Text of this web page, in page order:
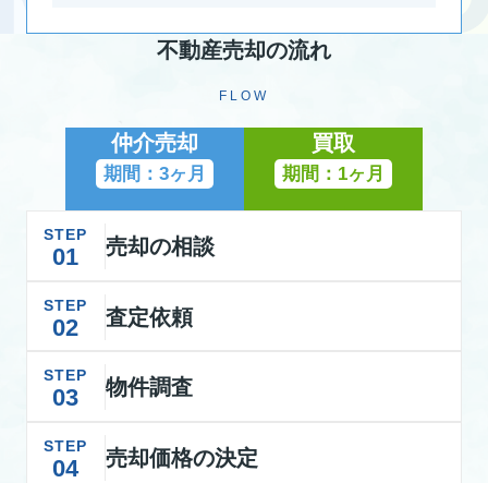
不動産売却の流れ
FLOW
仲介売却
期間：3ヶ月
買取
期間：1ヶ月
STEP
01 売却の相談
STEP
02 査定依頼
STEP
03 物件調査
STEP
04 売却価格の決定